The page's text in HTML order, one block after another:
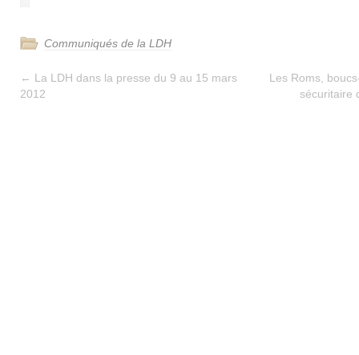
Communiqués de la LDH
← La LDH dans la presse du 9 au 15 mars
2012
Les Roms,
sécuritaire